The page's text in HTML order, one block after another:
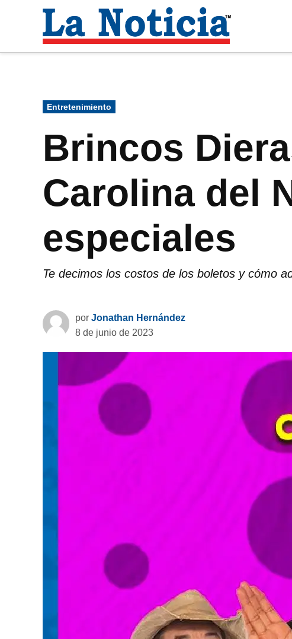
contenido
Noticia
Publicado
en
Entretenimiento
Brincos
Carolina del
especiales
Te decimos los costos de los boletos y cómo
por Jonathan Hernández
8 de junio de 2023